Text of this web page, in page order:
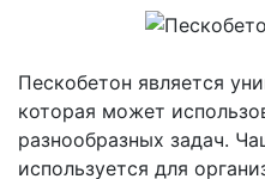
Пескобетон является
которая может
разнообразных задач.
используется для